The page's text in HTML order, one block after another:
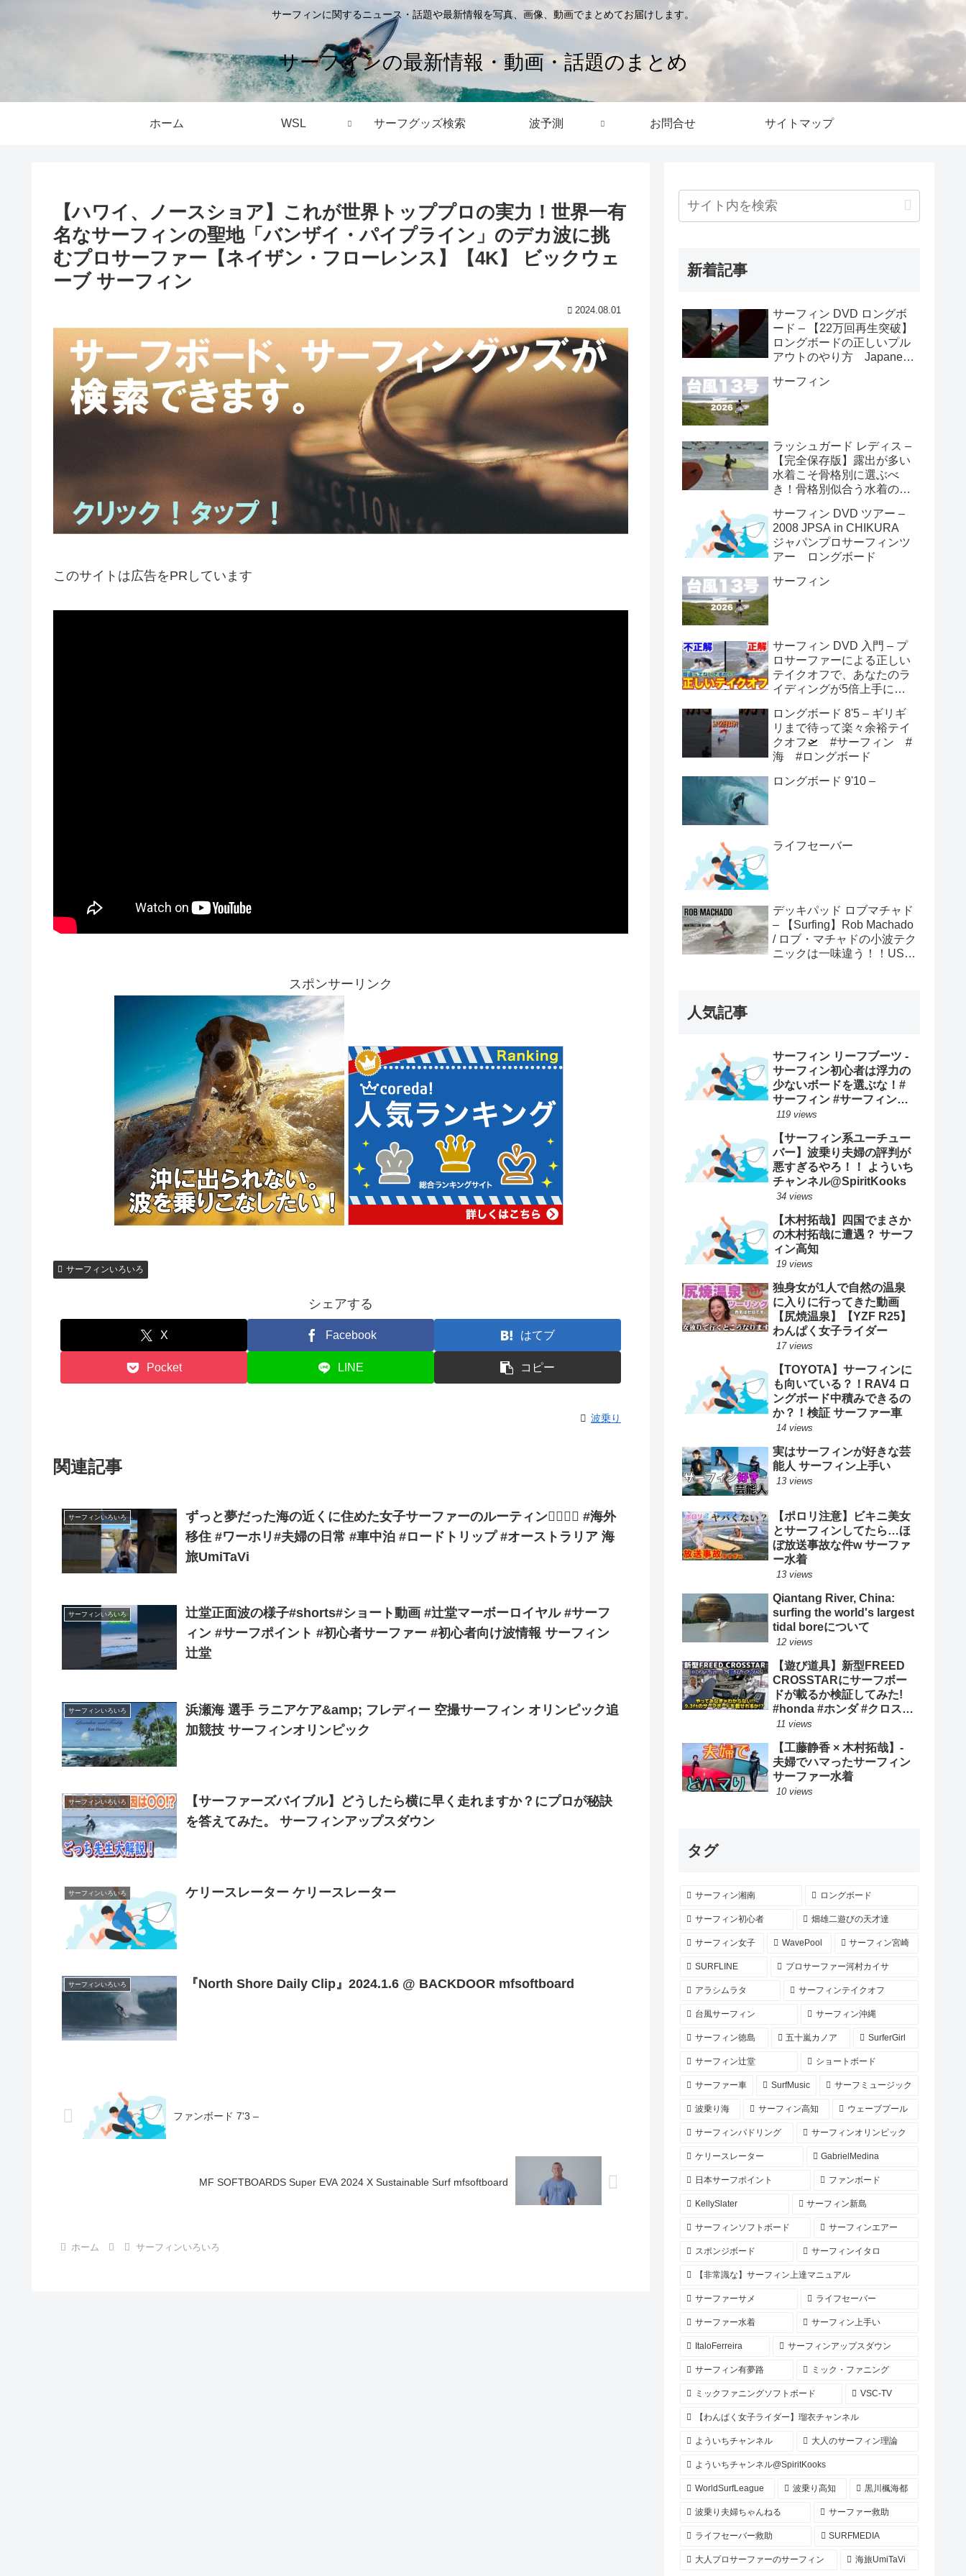
サーフィンに関するニュース・話題や最新情報を写真、画像、動画でまとめてお届けします。
サーフィンの最新情報・動画・話題のまとめ
ホーム WSL サーフグッズ検索 波予測 お問合せ サイトマップ
【ハワイ、ノースショア】これが世界トッププロの実力！世界一有
名なサーフィンの聖地「バンザイ・パイプライン」のデカ波に挑
むプロサーファー【ネイザン・フローレンス】【4K】 ビックウェ
ーブ サーフィン
2024.08.01
このサイトは広告をPRしています
スポンサーリンク
サーフィンいろいろ
シェアする
X Facebook はてブ
Pocket LINE コピー
波乗り
関連記事
サーフィンいろいろ
ずっと夢だった海の近くに住めた女子サーファーのルーティン🏄🏽‍♀️✨ #海外
移住 #ワーホリ#夫婦の日常 #車中泊 #ロードトリップ #オーストラリア 海
旅UmiTaVi
サーフィンいろいろ
辻堂正面波の様子#shorts#ショート動画 #辻堂マーボーロイヤル #サーフ
ィン #サーフポイント #初心者サーファー #初心者向け波情報 サーフィン
辻堂
サーフィンいろいろ
浜瀬海 選手 ラニアケア&amp; フレディー 空撮サーフィン オリンピック追
加競技 サーフィンオリンピック
サーフィンいろいろ
【サーファーズバイブル】どうしたら横に早く走れますか？にプロが秘訣
を答えてみた。 サーフィンアップスダウン
サーフィンいろいろ ケリースレーター ケリースレーター
サーフィンいろいろ 『North Shore Daily Clip』2024.1.6 @ BACKDOOR mfsoftboard
ファンボード 7'3 –
MF SOFTBOARDS Super EVA 2024 X Sustainable Surf mfsoftboard
ホーム サーフィンいろいろ
新着記事
サーフィン DVD ロングボ
ード – 【22万回再生突破】
ロングボードの正しいプル
アウトのやり方 Japanese
ロングボード #shorts
サーフィン
ラッシュガード レディス –
【完全保存版】露出が多い
水着こそ骨格別に選ぶべ
き！骨格別似合う水着の選
サーフィン DVD ツアー –
2008 JPSA in CHIKURA
ジャパンプロサーフィンツ
アー ロングボード
サーフィン
サーフィン DVD 入門 – プ
ロサーファーによる正しい
テイクオフで、あなたのラ
イディングが5倍上手にな
ロングボード 8'5 – ギリギ
リまで待って楽々余裕テイ
クオフ🛫 #サーフィン #
海 #ロングボード
ロングボード 9'10 –
ライフセーバー
デッキパッド ロブマチャド
– 【Surfing】Rob Machado
/ ロブ・マチャドの小波テク
ニックは一味違う！！USオ
人気記事
サーフィン リーフブーツ -
サーフィン初心者は浮力の
少ないボードを選ぶな！#
サーフィン #サーフィンス
クール #川畑友吾 #千葉 #湘
119 views
【サーフィン系ユーチュー
バー】波乗り夫婦の評判が
悪すぎるやろ！！ よういち
チャンネル@SpiritKooks
34 views
【木村拓哉】四国でまさか
の木村拓哉に遭遇？ サーフ
ィン高知
19 views
独身女が1人で自然の温泉
に入りに行ってきた動画
【尻焼温泉】【YZF R25】
わんぱく女子ライダー
17 views
【TOYOTA】サーフィンに
も向いている？！RAV4 ロ
ングボード中積みできるの
か？！検証 サーファー車
14 views
実はサーフィンが好きな芸
能人 サーフィン上手い
13 views
【ポロリ注意】ビキニ美女
とサーフィンしてたら…ほ
ぼ放送事故な件w サーファ
ー水着
13 views
Qiantang River, China:
surfing the world's largest
tidal boreについて
12 views
【遊び道具】新型FREED
CROSSTARにサーフボー
ドが載るか検証してみた!
#honda #ホンダ #クロスタ
ー #car #freed #フリード #
ード
11 views
【工藤静香 × 木村拓哉】-
夫婦でハマったサーフィン
サーファー水着
10 views
タグ
サーフィン湘南 ロングボード
サーフィン初心者 畑雄二遊びの天才達
サーフィン女子 WavePool サーフィン宮崎
SURFLINE プロサーファー河村カイサ
アラシムラタ サーフィンテイクオフ
台風サーフィン サーフィン沖縄
サーフィン徳島 五十嵐カノア SurferGirl
サーフィン辻堂 ショートボード
サーファー車 SurfMusic サーフミュージック
波乗り海 サーフィン高知 ウェーブプール
サーフィンパドリング サーフィンオリンピック
ケリースレーター GabrielMedina
日本サーフポイント ファンボード
KellySlater サーフィン新島
サーフィンソフトボード サーフィンエアー
スポンジボード サーフィンイタロ
【非常識な】サーフィン上達マニュアル
サーファーサメ ライフセーバー
サーファー水着 サーフィン上手い
ItaloFerreira サーフィンアップスダウン
サーフィン有夢路 ミック・ファニング
ミックファニングソフトボード VSC-TV
【わんぱく女子ライダー】瑠衣チャンネル
よういちチャンネル 大人のサーフィン理論
よういちチャンネル@SpiritKooks
WorldSurfLeague 波乗り高知 黒川楓海都
波乗り夫婦ちゃんねる サーファー救助
ライフセーバー救助 SURFMEDIA
大人プロサーファーのサーフィン 海旅UmiTaVi